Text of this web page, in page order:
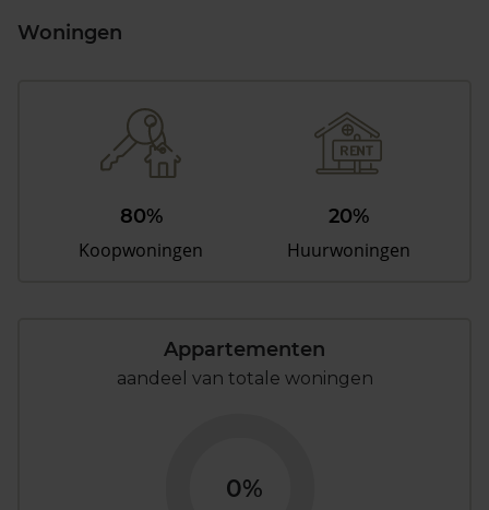
Woningen
80%
Koopwoningen
20%
Huurwoningen
Appartementen
aandeel van totale woningen
0%